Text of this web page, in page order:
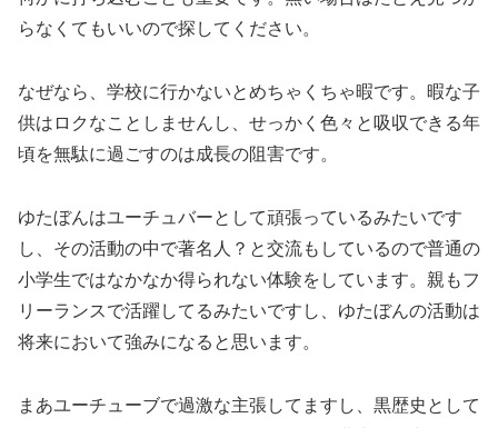
らなくてもいいので探してください。
なぜなら、学校に行かないとめちゃくちゃ暇です。暇な子
供はロクなことしませんし、せっかく色々と吸収できる年
頃を無駄に過ごすのは成長の阻害です。
ゆたぼんはユーチュバーとして頑張っているみたいです
し、その活動の中で著名人？と交流もしているので普通の
小学生ではなかなか得られない体験をしています。親もフ
リーランスで活躍してるみたいですし、ゆたぼんの活動は
将来において強みになると思います。
まあユーチューブで過激な主張してますし、黒歴史として